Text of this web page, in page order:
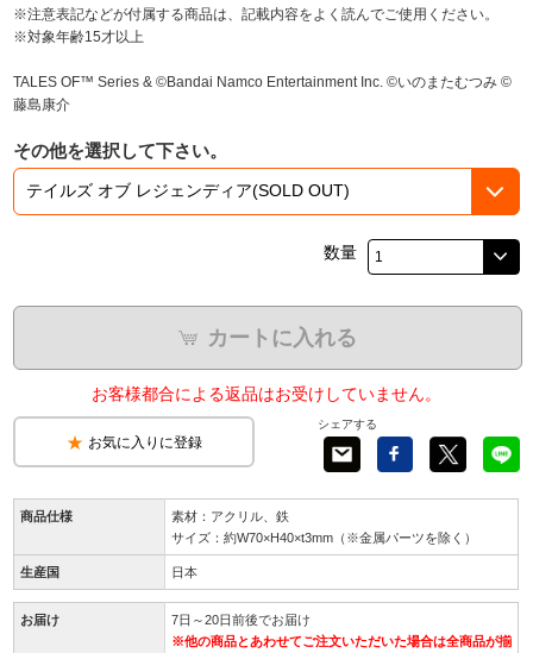
ラブライブ！虹ヶ咲学園スクールアイドル同好会
モフモフパレード
※注意表記などが付属する商品は、記載内容をよく読んでご使用ください。
※対象年齢15才以上
TALES OF™ Series & ©Bandai Namco Entertainment Inc. ©いのまたむつみ ©
藤島康介
その他を選択して下さい。
数量
カートに入れる
お客様都合による返品はお受けしていません。
お気に入りに登録
シェアする
商品仕様
素材：アクリル、鉄
サイズ：約W70×H40×t3mm（※金属パーツを除く）
生産国 日本
お届け
7日～20日前後でお届け
※他の商品とあわせてご注文いただいた場合は全商品が揃